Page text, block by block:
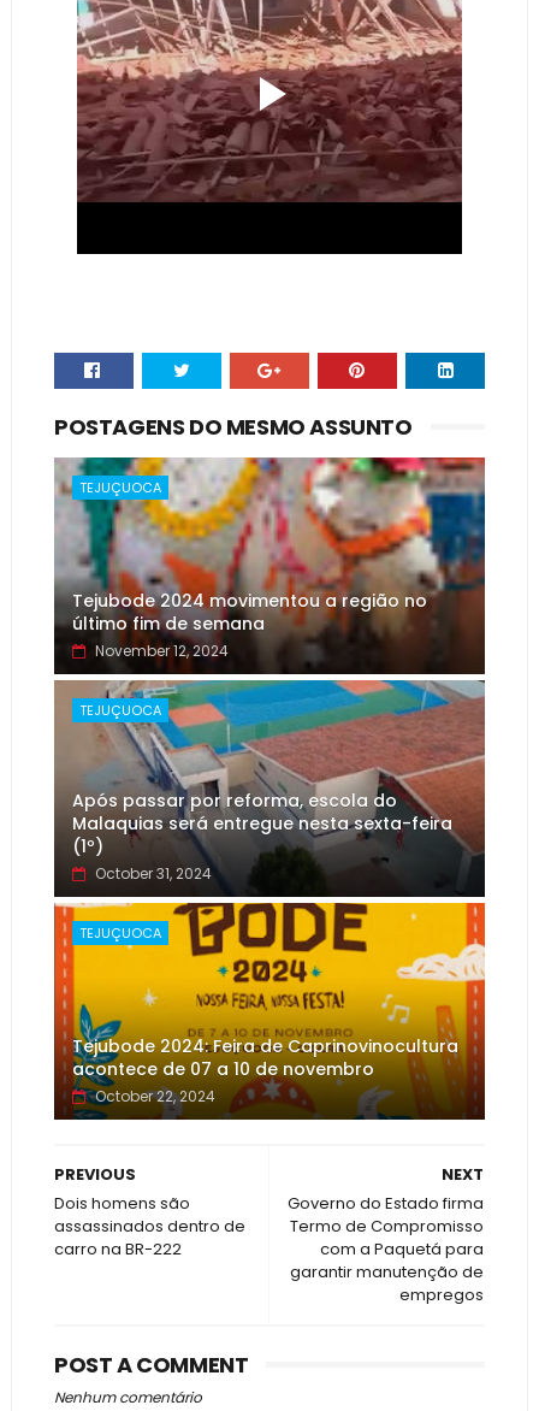
POSTAGENS DO MESMO ASSUNTO
TEJUÇUOCA
Tejubode 2024 movimentou a região no
último fim de semana
November 12, 2024
TEJUÇUOCA
Após passar por reforma, escola do
Malaquias será entregue nesta sexta-feira
(1º)
October 31, 2024
TEJUÇUOCA
Tejubode 2024: Feira de Caprinovinocultura
acontece de 07 a 10 de novembro
October 22, 2024
NEXT
Governo do Estado firma
Termo de Compromisso
com a Paquetá para
garantir manutenção de
empregos
PREVIOUS
Dois homens são
assassinados dentro de
carro na BR-222
POST A COMMENT
Nenhum comentário